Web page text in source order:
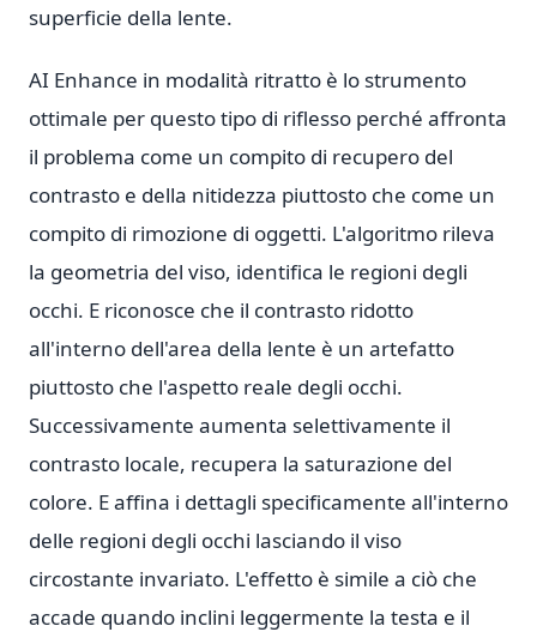
superficie della lente.
AI Enhance in modalità ritratto è lo strumento
ottimale per questo tipo di riflesso perché affronta
il problema come un compito di recupero del
contrasto e della nitidezza piuttosto che come un
compito di rimozione di oggetti. L'algoritmo rileva
la geometria del viso, identifica le regioni degli
occhi. E riconosce che il contrasto ridotto
all'interno dell'area della lente è un artefatto
piuttosto che l'aspetto reale degli occhi.
Successivamente aumenta selettivamente il
contrasto locale, recupera la saturazione del
colore. E affina i dettagli specificamente all'interno
delle regioni degli occhi lasciando il viso
circostante invariato. L'effetto è simile a ciò che
accade quando inclini leggermente la testa e il